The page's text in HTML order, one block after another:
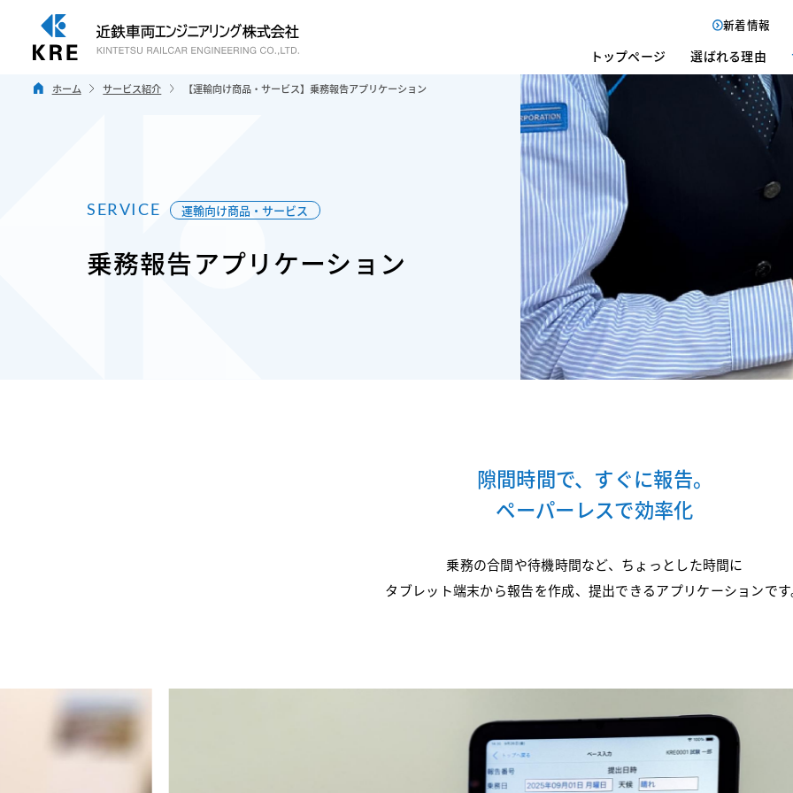
新着情報
トップページ 選ばれる理由
ホーム サービス紹介 【運輸向け商品・サービス】乗務報告アプリケーション
SERVICE 運輸向け商品・サービス
乗務報告アプリケーション
隙間時間で、すぐに報告。
ペーパーレスで効率化
乗務の合間や待機時間など、ちょっとした時間に
タブレット端末から報告を作成、提出できるアプリケーションで